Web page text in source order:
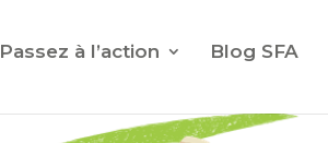
Passez à l’action Blog SFA